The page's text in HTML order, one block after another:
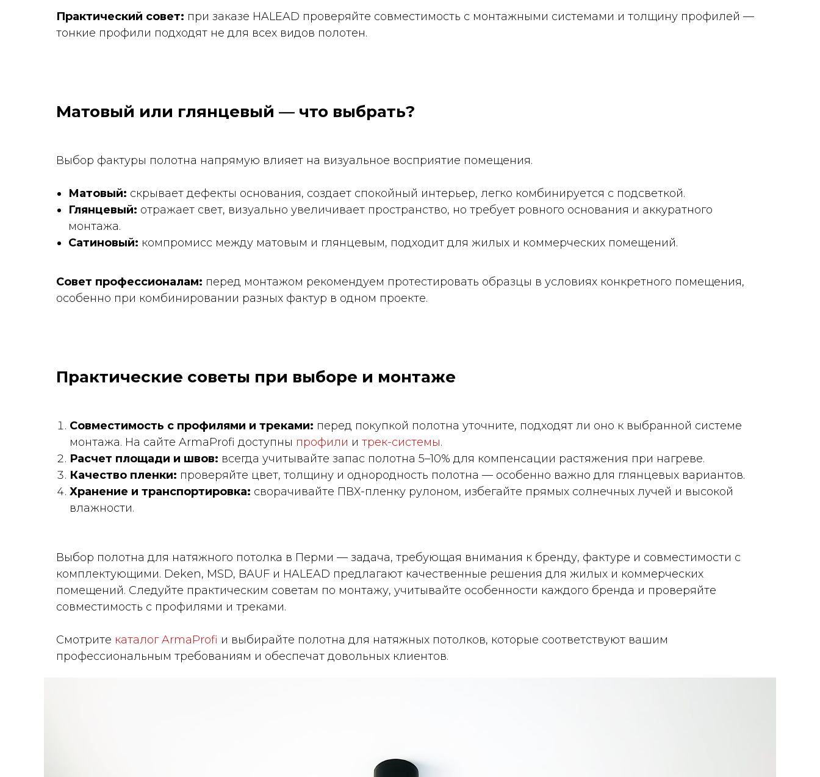
Практический совет: при заказе HALEAD проверяйте совместимость с монтажными системами и толщину профилей —
тонкие профили подходят не для всех видов полотен.
Матовый или глянцевый — что выбрать?
Выбор фактуры полотна напрямую влияет на визуальное восприятие помещения.
Матовый: скрывает дефекты основания, создает спокойный интерьер, легко комбинируется с подсветкой.
Глянцевый: отражает свет, визуально увеличивает пространство, но требует ровного основания и аккуратного
монтажа.
Сатиновый: компромисс между матовым и глянцевым, подходит для жилых и коммерческих помещений.
Совет профессионалам: перед монтажом рекомендуем протестировать образцы в условиях конкретного помещения,
особенно при комбинировании разных фактур в одном проекте.
Практические советы при выборе и монтаже
Совместимость с профилями и треками: перед покупкой полотна уточните, подходят ли оно к выбранной системе
монтажа. На сайте ArmaProfi доступны профили и трек-системы.
Расчет площади и швов: всегда учитывайте запас полотна 5–10% для компенсации растяжения при нагреве.
Качество пленки: проверяйте цвет, толщину и однородность полотна — особенно важно для глянцевых вариантов.
Хранение и транспортировка: сворачивайте ПВХ-пленку рулоном, избегайте прямых солнечных лучей и высокой
влажности.
Выбор полотна для натяжного потолка в Перми — задача, требующая внимания к бренду, фактуре и совместимости с
комплектующими. Deken, MSD, BAUF и HALEAD предлагают качественные решения для жилых и коммерческих
помещений. Следуйте практическим советам по монтажу, учитывайте особенности каждого бренда и проверяйте
совместимость с профилями и треками.
Смотрите каталог ArmaProfi и выбирайте полотна для натяжных потолков, которые соответствуют вашим
профессиональным требованиям и обеспечат довольных клиентов.